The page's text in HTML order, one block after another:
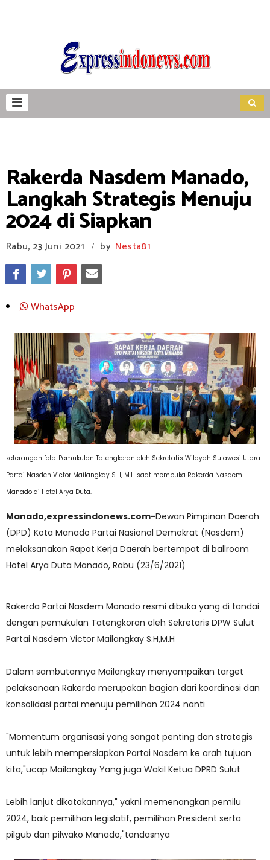
Rakerda Nasdem Manado,
Langkah Strategis Menuju
2024 di Siapkan
Rabu, 23 Juni 2021 / by Nesta81
WhatsApp
keterangan foto: Pemukulan Tatengkoran oleh Sekretatis Wilayah Sulawesi Utara
Partai Nasden Victor Mailangkay S.H, M.H saat membuka Rakerda Nasdem
Manado di Hotel Arya Duta.
Manado,expressindonews.com-Dewan Pimpinan Daerah
(DPD) Kota Manado Partai Nasional Demokrat (Nasdem)
melaksanakan Rapat Kerja Daerah bertempat di ballroom
Hotel Arya Duta Manado, Rabu (23/6/2021)
Rakerda Partai Nasdem Manado resmi dibuka yang di tandai
dengan pemukulan Tatengkoran oleh Sekretaris DPW Sulut
Partai Nasdem Victor Mailangkay S.H,M.H
Dalam sambutannya Mailangkay menyampaikan target
pelaksanaan Rakerda merupakan bagian dari koordinasi dan
konsolidasi partai menuju pemilihan 2024 nanti
"Momentum organisasi yang sangat penting dan strategis
untuk lebih mempersiapkan Partai Nasdem ke arah tujuan
kita,"ucap Mailangkay Yang juga Wakil Ketua DPRD Sulut
Lebih lanjut dikatakannya," yakni memenangkan pemilu
2024, baik pemilihan legislatif, pemilihan President serta
pilgub dan pilwako Manado,"tandasnya